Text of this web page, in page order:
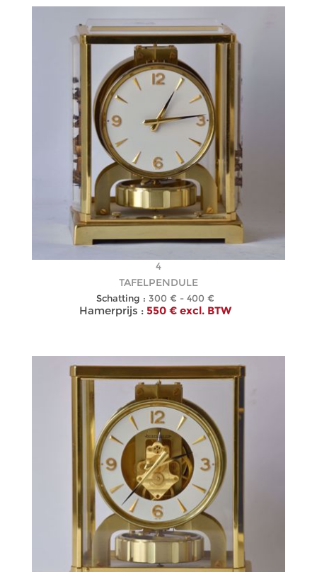
4
TAFELPENDULE
Schatting : 300 € - 400 €
Hamerprijs : 550 € excl. BTW